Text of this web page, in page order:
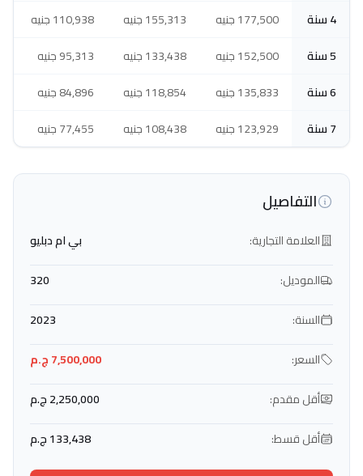
4 سنة
177,500 جنيه 155,313 جنيه
110,938 جنيه
5 سنة
152,500 جنيه 133,438 جنيه
95,313 جنيه
6 سنة
135,833 جنيه 118,854 جنيه
84,896 جنيه
7 سنة
123,929 جنيه 108,438 جنيه 77,455 جنيه
التفاصيل
العلامة التجارية:
بي ام دبليو
الموديل:
320
السنة:
2023
السعر:
7,500,000 ج.م
أقل مقدم:
2,250,000 ج.م
أقل قسط:
133,438 ج.م